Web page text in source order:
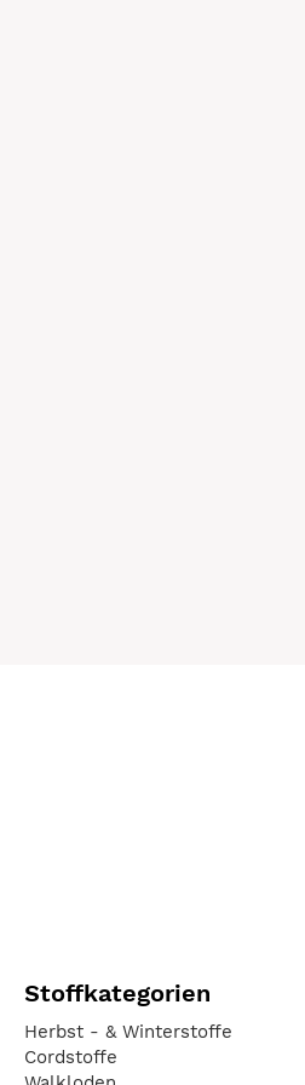
Stoffkategorien
Herbst - & Winterstoffe
Cordstoffe